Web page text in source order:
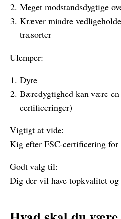
Meget modstandsdygtige
Kræver mindre
træsorter
Ulemper:
Dyre
Bæredygtighed kan være
certificeringer)
Vigtigt at vide:
Kig efter FSC-certificering for
Godt valg til:
Dig der vil have topkvalitet